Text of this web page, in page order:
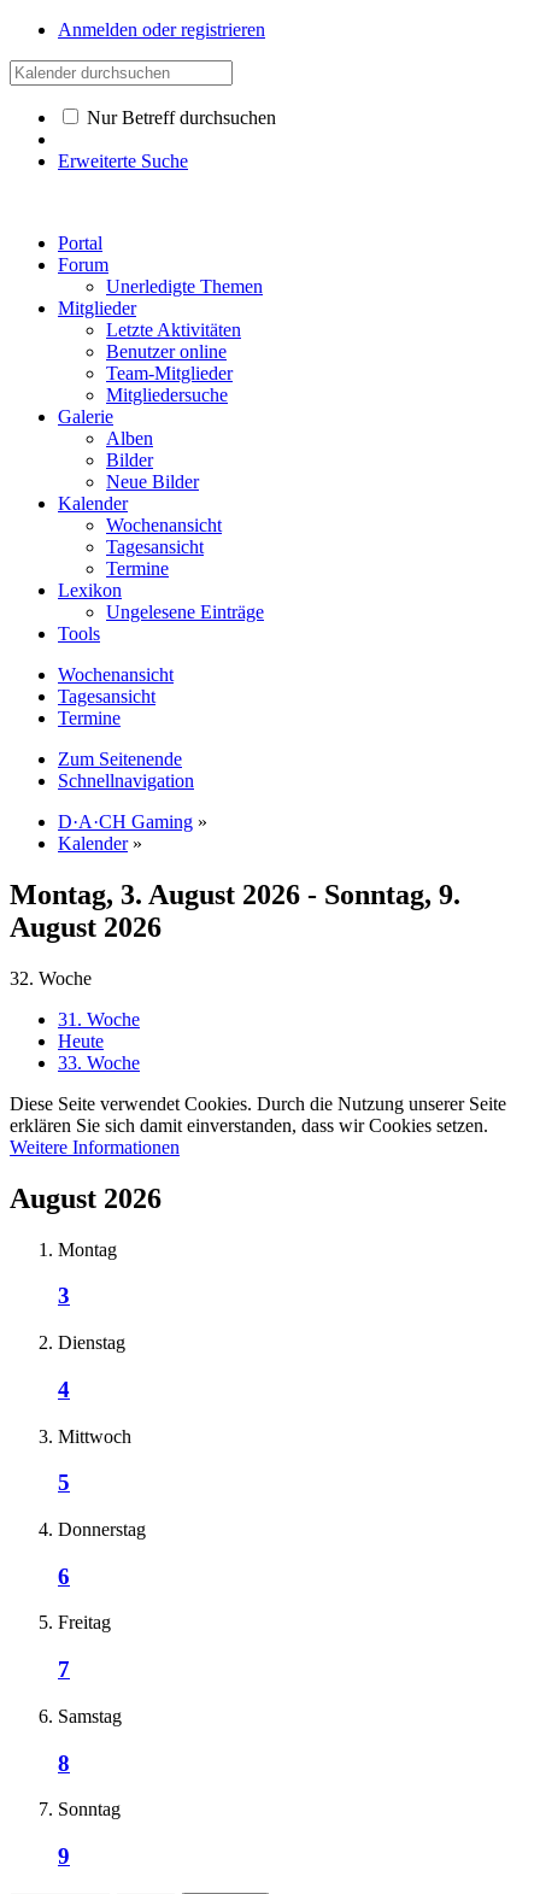
Anmelden oder registrieren
Nur Betreff durchsuchen
Erweiterte Suche
Portal
Forum
Unerledigte Themen
Mitglieder
Letzte Aktivitäten
Benutzer online
Team-Mitglieder
Mitgliedersuche
Galerie
Alben
Bilder
Neue Bilder
Kalender
Wochenansicht
Tagesansicht
Termine
Lexikon
Ungelesene Einträge
Tools
Wochenansicht
Tagesansicht
Termine
Zum Seitenende
Schnellnavigation
D·A·CH Gaming »
Kalender »
Montag, 3. August 2026 - Sonntag, 9.
August 2026
32. Woche
31. Woche
Heute
33. Woche
Diese Seite verwendet Cookies. Durch die Nutzung unserer Seite
erklären Sie sich damit einverstanden, dass wir Cookies setzen.
Weitere Informationen
August 2026
Montag
3
Dienstag
4
Mittwoch
5
Donnerstag
6
Freitag
7
Samstag
8
Sonntag
9